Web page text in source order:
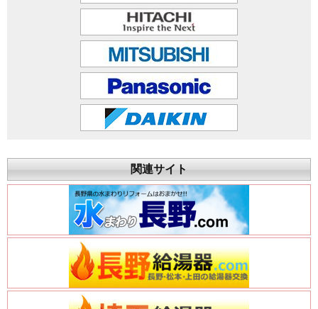
関連サイト